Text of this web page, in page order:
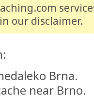
in our disclaimer.
Brna.
near Brno.